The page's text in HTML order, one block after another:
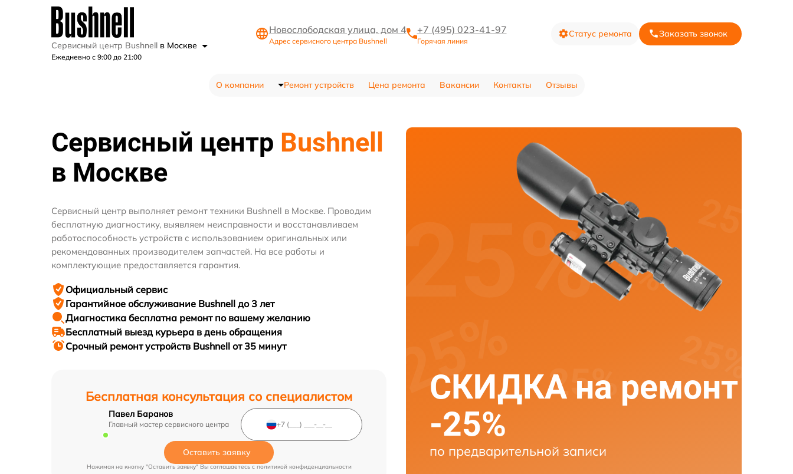
Сервисный центр Bushnell в Москве
Ежедневно с 9:00 до 21:00
Новослободская улица, дом 4
Адрес сервисного центра Bushnell
+7 (495) 023-41-97
Горячая линия
Статус ремонта Заказать звонок
О компании Ремонт устройств Цена ремонта Вакансии Контакты Отзывы
Сервисный центр Bushnell
в Москве
Бесплатная консультация со специалистом
Павел Баранов
Главный мастер сервисного центра
Оставить заявку
Нажимая на кнопку "Оставить заявку" Вы соглашаетесь cполитикой конфиденциальности
Сервисный центр выполняет ремонт техники Bushnell в Москве. Проводим
бесплатную диагностику, выявляем неисправности и восстанавливаем
работоспособность устройств с использованием оригинальных или
рекомендованных производителем запчастей. На все работы и
комплектующие предоставляется гарантия.
Официальный сервис
Гарантийное обслуживание Bushnell до 3 лет
Диагностика бесплатна ремонт по вашему желанию
Бесплатный выезд курьера в день обращения
Срочный ремонтустройств Bushnell от 35 минут
СКИДКА на ремонт
-25%
по предварительной записи